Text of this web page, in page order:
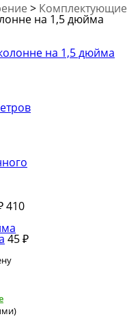
> Комплектующие
на 1,5 дюйма
410
45 ₽